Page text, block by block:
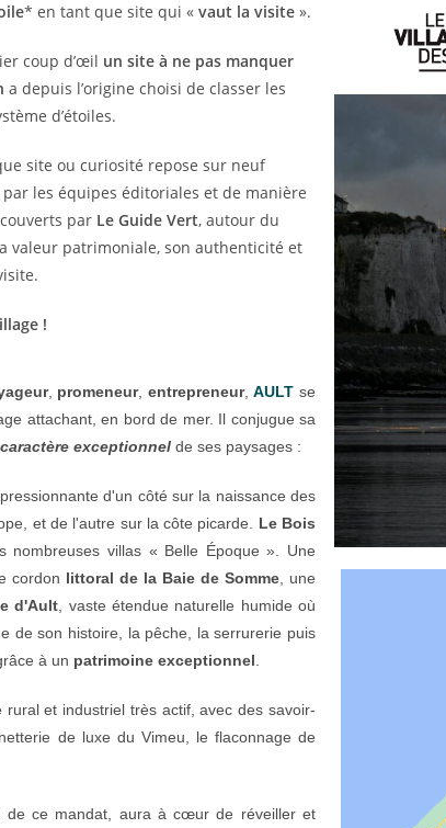
* en tant que site qui « vaut la visite ».
coup d’œil un site à ne pas manquer
a depuis l’origine choisi de classer les
d’étoiles.
site ou curiosité repose sur neuf
les équipes éditoriales et de manière
par Le Guide Vert, autour du
valeur patrimoniale, son authenticité et
!
, promeneur, entrepreneur,AULT se
attachant, en bord de mer. Il conjugue sa
caractère exceptionnel de ses paysages :
d'un côté sur la naissance des
et de l'autre sur la côte picarde. Le Bois
nombreuses villas « Belle Époque ». Une
cordon littoral de la Baie de Somme , une
d'Ault , vaste étendue naturelle humide où
de son histoire, la pêche, la serrurerie puis
à un patrimoine exceptionnel
rural et industriel très actif, avec des savoir-
de luxe du Vimeu, le flaconnage de
ce mandat, aura à cœur de réveiller et